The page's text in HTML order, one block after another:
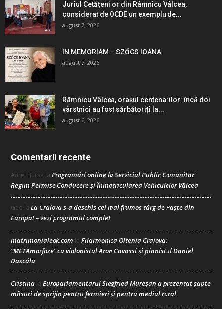
Juriul Cetățenilor din Râmnicu Vâlcea,
considerat de OCDE un exemplu de...
august 7, 2026
IN MEMORIAM – SZŐCS IOANA
august 7, 2026
Râmnicu Vâlcea, orașul centenarilor: încă doi
vârstnici au fost sărbătoriți la...
august 6, 2026
Comentarii recente
Aurel Bursa la Programări online la Serviciul Public Comunitar
Regim Permise Conducere şi Înmatricularea Vehiculelor Vâlcea
Geo la La Craiova s-a deschis cel mai frumos târg de Paște din
Europa! – vezi programul complet
matrimonialeok.com la Filarmonica Oltenia Craiova:
“METAmorfoze” cu violonistul Aron Cavassi și pianistul Daniel
Dascălu
Cristina la Europarlamentarul Siegfried Mureșan a prezentat șapte
măsuri de sprijin pentru fermieri și pentru mediul rural